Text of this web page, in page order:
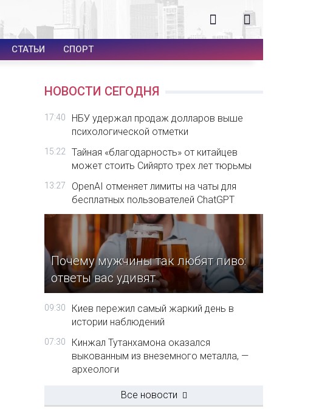
СТАТЬИ СПОРТ
НОВОСТИ СЕГОДНЯ
17:40
НБУ удержал продаж долларов выше
психологической отметки
15:22
Тайная «благодарность» от китайцев
может стоить Сийярто трех лет тюрьмы
13:27
OpenAI отменяет лимиты на чаты для
бесплатных пользователей ChatGPT
Почему мужчины так любят пиво:
ответы вас удивят
09:30
Киев пережил самый жаркий день в
истории наблюдений
07:30
Кинжал Тутанхамона оказался
выкованным из внеземного металла, —
археологи
Все новости